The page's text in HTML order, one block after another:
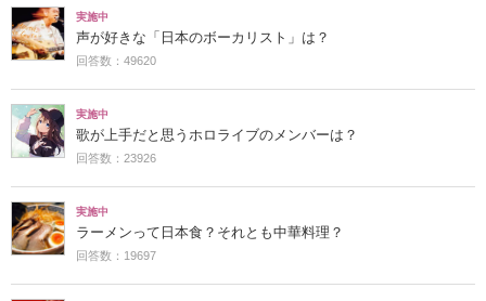
実施中
声が好きな「日本のボーカリスト」は？
回答数：49620
実施中
歌が上手だと思うホロライブのメンバーは？
回答数：23926
実施中
ラーメンって日本食？それとも中華料理？
回答数：19697